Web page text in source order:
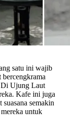
satu ini wajib
Di Ujung Laut
Kafe ini juga
semakin
untuk